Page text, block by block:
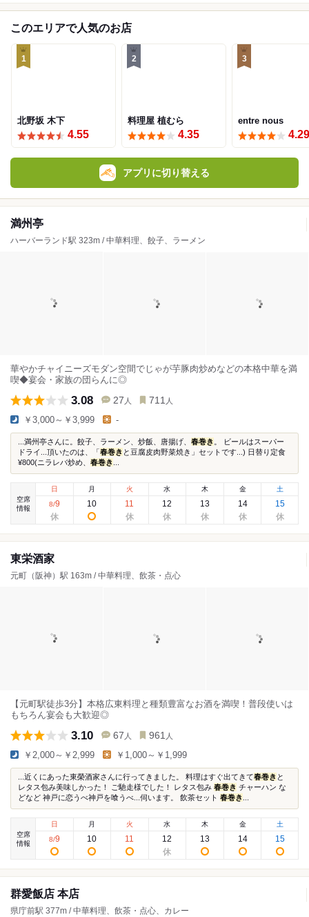
このエリアで人気のお店
1
北野坂 木下
4.55
2
料理屋 植むら
4.35
3
entre nous
4.29
アプリに切り替える
満州亭
ハーバーランド駅 323m / 中華料理、餃子、ラーメン
華やかチャイニーズモダン空間でじゃが芋豚肉炒めなどの本格中華を満
喫◆宴会・家族の団らんに◎
3.08 27 人 711 人
￥3,000～￥3,999 -
...満州亭さんに。餃子、ラーメン、炒飯、唐揚げ、 春巻き
。 ビールはスーパー
ドライ...頂いたのは、「 春巻き と豆腐皮肉野菜焼き」セットです...) 日替り定食
¥800(ニラレバ炒め、 春巻き
空席
情報
日
8/9
月
10
火
11
水
12
木
13
金
14
土
15
東栄酒家
元町（阪神）駅 163m / 中華料理、飲茶・点心
【元町駅徒歩3分】本格広東料理と種類豊富なお酒を満喫！普段使いは
もちろん宴会も大歓迎◎
3.10 67 人 961 人
￥2,000～￥2,999 ￥1,000～￥1,999
...近くにあった東榮酒家さんに行ってきました。 料理はすぐ出てきて春巻き と
レタス包み美味しかった！ ご馳走様でした！ レタス包み 春巻き チャーハン な
どなど 神戸に恋うべ神戸を喰うべ...伺います。 飲茶セット 春巻き
空席
情報
日
8/9
月
10
火
11
水
12
木
13
金
14
土
15
群愛飯店 本店
県庁前駅 377m / 中華料理、飲茶・点心、カレー